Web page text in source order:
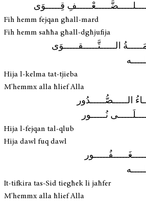
قِـــــوَى
Fih hemm fejqan għall-mard
Fih hemm saħħa għall-dgħjufija
الـــــتَّـــــقـــــوَى
Hija l-kelma tat-tjieba
M'hemmx alla ħlief Alla
الـــــصُّـــــدُور
نُـــــور
Hija l-fejqan tal-qlub
Hija dawl fuq dawl
It-tifkira tas-Sid tiegħek li jaħfer
M'hemmx alla ħlief Alla